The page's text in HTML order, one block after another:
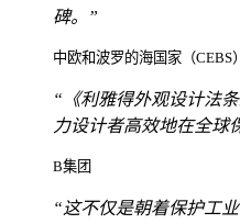
碑。”
中欧和波罗的海国家（CEBS
“《利雅得外观设计法
力设计者高效地在全球
B集团
“这不仅是朝着保护工